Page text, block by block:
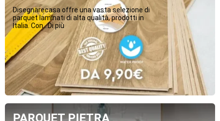
Disegnarecasa offre una vasta selezione di
parquet laminati di alta qualità, prodotti in
Italia. Con...Di più
PARQUET PIETRA